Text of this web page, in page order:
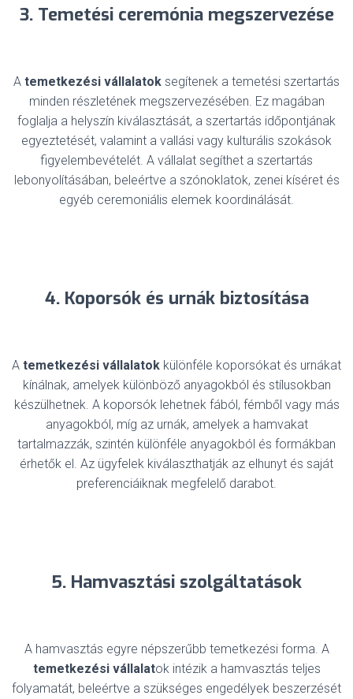
3. Temetési ceremónia megszervezése
A temetkezési vállalatok segítenek a temetési szertartás
minden részletének megszervezésében. Ez magában
foglalja a helyszín kiválasztását, a szertartás időpontjának
egyeztetését, valamint a vallási vagy kulturális szokások
figyelembevételét. A vállalat segíthet a szertartás
lebonyolításában, beleértve a szónoklatok, zenei kíséret és
egyéb ceremoniális elemek koordinálását.
4. Koporsók és urnák biztosítása
A temetkezési vállalatok különféle koporsókat és urnákat
kínálnak, amelyek különböző anyagokból és stílusokban
készülhetnek. A koporsók lehetnek fából, fémből vagy más
anyagokból, míg az urnák, amelyek a hamvakat
tartalmazzák, szintén különféle anyagokból és formákban
érhetők el. Az ügyfelek kiválaszthatják az elhunyt és saját
preferenciáiknak megfelelő darabot.
5. Hamvasztási szolgáltatások
A hamvasztás egyre népszerűbb temetkezési forma. A
temetkezési vállalatok intézik a hamvasztás teljes
folyamatát, beleértve a szükséges engedélyek beszerzését